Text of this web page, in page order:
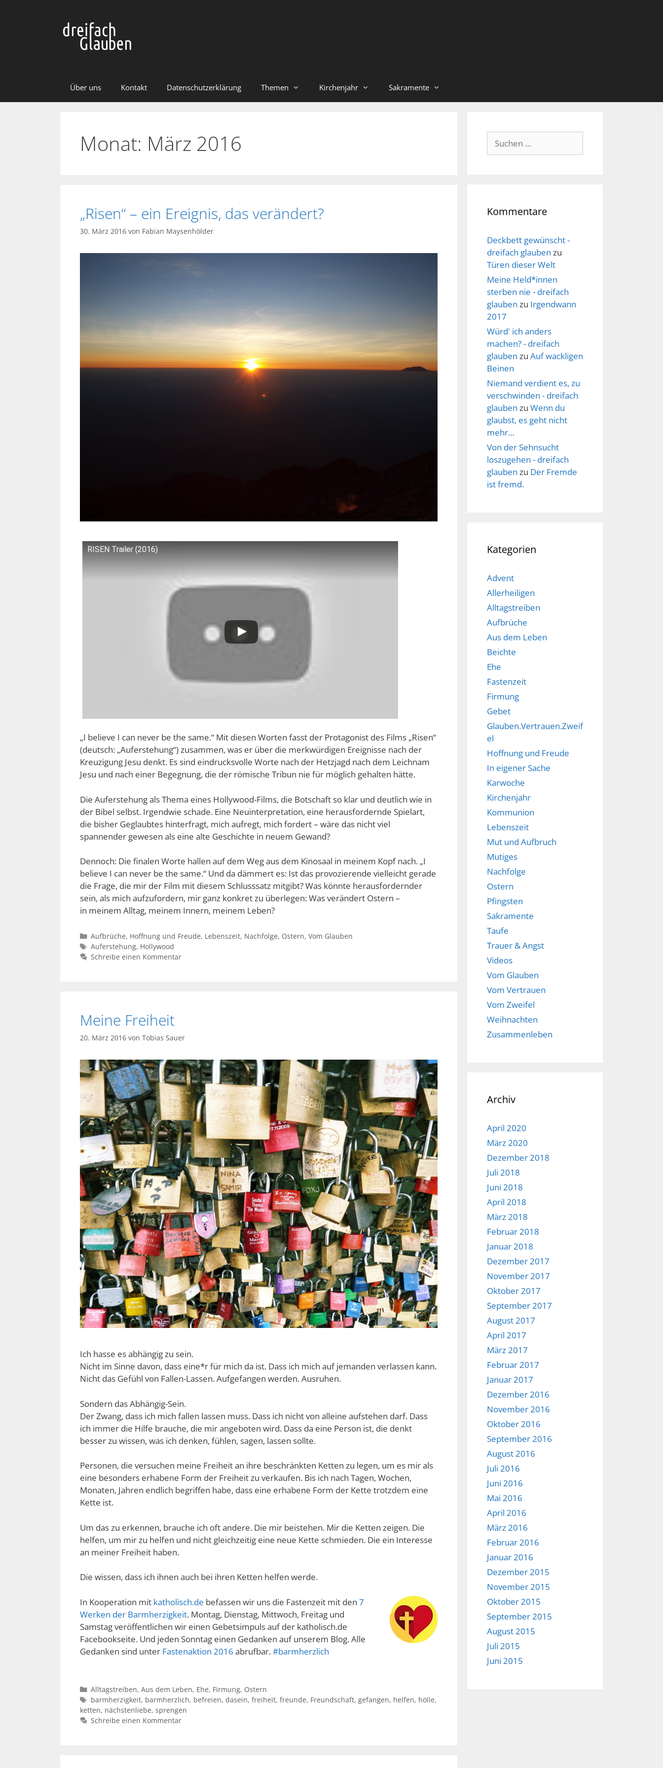
Über uns Kontakt Datenschutzerklärung Themen Kirchenjahr Sakramente
Monat: März 2016
„Risen“ – ein Ereignis, das verändert?
30. März 2016 von Fabian Maysenhölder
RISEN Trailer (2016)
„I believe I can never be the same.“ Mit diesen Worten fasst der Protagonist des Films „Risen“
(deutsch: „Auferstehung“) zusammen, was er über die merkwürdigen Ereignisse nach der
Kreuzigung Jesu denkt. Es sind eindrucksvolle Worte nach der Hetzjagd nach dem Leichnam
Jesu und nach einer Begegnung, die der römische Tribun nie für möglich gehalten hätte.
Die Auferstehung als Thema eines Hollywood-Films, die Botschaft so klar und deutlich wie in
der Bibel selbst. Irgendwie schade. Eine Neuinterpretation, eine herausfordernde Spielart,
die bisher Geglaubtes hinterfragt, mich aufregt, mich fordert – wäre das nicht viel
spannender gewesen als eine alte Geschichte in neuem Gewand?
Dennoch: Die finalen Worte hallen auf dem Weg aus dem Kinosaal in meinem Kopf nach. „I
believe I can never be the same.“ Und da dämmert es: Ist das provozierende vielleicht gerade
die Frage, die mir der Film mit diesem Schlusssatz mitgibt? Was könnte herausfordernder
sein, als mich aufzufordern, mir ganz konkret zu überlegen: Was verändert Ostern –
in meinem Alltag, meinem Innern, meinem Leben?
Kategorien
Aufbrüche, Hoffnung und Freude, Lebenszeit, Nachfolge, Ostern, Vom Glauben
Schlagwörter
Auferstehung, Hollywood
Schreibe einen Kommentar
Meine Freiheit
20. März 2016 von Tobias Sauer
Ich hasse es abhängig zu sein.
Nicht im Sinne davon, dass eine*r für mich da ist. Dass ich mich auf jemanden verlassen kann.
Nicht das Gefühl von Fallen-Lassen. Aufgefangen werden. Ausruhen.
Sondern das Abhängig-Sein.
Der Zwang, dass ich mich fallen lassen muss. Dass ich nicht von alleine aufstehen darf. Dass
ich immer die Hilfe brauche, die mir angeboten wird. Dass da eine Person ist, die denkt
besser zu wissen, was ich denken, fühlen, sagen, lassen sollte.
Personen, die versuchen meine Freiheit an ihre beschränkten Ketten zu legen, um es mir als
eine besonders erhabene Form der Freiheit zu verkaufen. Bis ich nach Tagen, Wochen,
Monaten, Jahren endlich begriffen habe, dass eine erhabene Form der Kette trotzdem eine
Kette ist.
Um das zu erkennen, brauche ich oft andere. Die mir beistehen. Mir die Ketten zeigen. Die
helfen, um mir zu helfen und nicht gleichzeitig eine neue Kette schmieden. Die ein Interesse
an meiner Freiheit haben.
Die wissen, dass ich ihnen auch bei ihren Ketten helfen werde.
In Kooperation mit katholisch.de befassen wir uns die Fastenzeit mit den 7
Werken der Barmherzigkeit. Montag, Dienstag, Mittwoch, Freitag und
Samstag veröffentlichen wir einen Gebetsimpuls auf der katholisch.de
Facebookseite. Und jeden Sonntag einen Gedanken auf unserem Blog. Alle
Gedanken sind unter Fastenaktion 2016 abrufbar.#barmherzlich
Kategorien
Alltagstreiben, Aus dem Leben, Ehe, Firmung, Ostern
Schlagwörter
barmherzigkeit, barmherzlich, befreien, dasein, freiheit, freunde, Freundschaft, gefangen, helfen, hölle,
ketten, nächstenliebe, sprengen
Schreibe einen Kommentar
Suche
nach:
Kommentare
Deckbett gewünscht -
dreifach glauben zu
Türen dieser Welt
Meine Held*innen
sterben nie - dreifach
glauben zu Irgendwann
2017
Würd' ich anders
machen? - dreifach
glauben zu Auf wackligen
Beinen
Niemand verdient es, zu
verschwinden - dreifach
glauben zu Wenn du
glaubst, es geht nicht
mehr…
Von der Sehnsucht
loszugehen - dreifach
glauben zu Der Fremde
ist fremd.
Kategorien
Advent
Allerheiligen
Alltagstreiben
Aufbrüche
Aus dem Leben
Beichte
Ehe
Fastenzeit
Firmung
Gebet
Glauben.Vertrauen.Zweif
el
Hoffnung und Freude
In eigener Sache
Karwoche
Kirchenjahr
Kommunion
Lebenszeit
Mut und Aufbruch
Mutiges
Nachfolge
Ostern
Pfingsten
Sakramente
Taufe
Trauer & Angst
Videos
Vom Glauben
Vom Vertrauen
Vom Zweifel
Weihnachten
Zusammenleben
Archiv
April 2020
März 2020
Dezember 2018
Juli 2018
Juni 2018
April 2018
März 2018
Februar 2018
Januar 2018
Dezember 2017
November 2017
Oktober 2017
September 2017
August 2017
April 2017
März 2017
Februar 2017
Januar 2017
Dezember 2016
November 2016
Oktober 2016
September 2016
August 2016
Juli 2016
Juni 2016
Mai 2016
April 2016
März 2016
Februar 2016
Januar 2016
Dezember 2015
November 2015
Oktober 2015
September 2015
August 2015
Juli 2015
Juni 2015